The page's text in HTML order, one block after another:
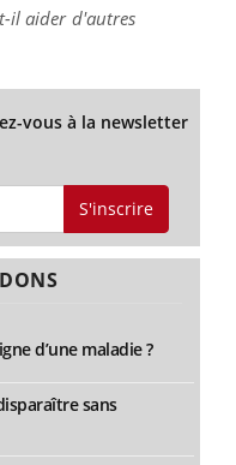
il aider d'autres
vous à la newsletter
S'inscrire
d’une maladie ?
sans